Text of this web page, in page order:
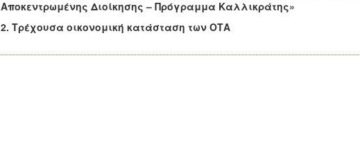
Αποκεντρωμένης Διοίκησης – Πρόγραμμα Καλλικράτης»
2. Τρέχουσα οικονομική κατάσταση των ΟΤΑ